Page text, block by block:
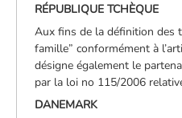
RÉPUBLIQUE TCHÈQUE
Aux fins de la définition des
famille” conformément à
désigne également le
par la loi no 115/2006
DANEMARK